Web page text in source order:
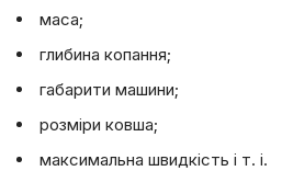
маса;
глибина копання;
габарити машини;
розміри ковша;
максимальна швидкість і т. і.